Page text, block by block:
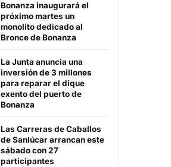
Bonanza inaugurará el
próximo martes un
monolito dedicado al
Bronce de Bonanza
La Junta anuncia una
inversión de 3 millones
para reparar el dique
exento del puerto de
Bonanza
Las Carreras de Caballos
de Sanlúcar arrancan este
sábado con 27
participantes